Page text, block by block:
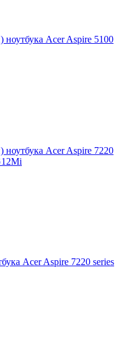
ноутбука Acer Aspire 5100
ноутбука Acer Aspire 7220
Acer Aspire 7220 series